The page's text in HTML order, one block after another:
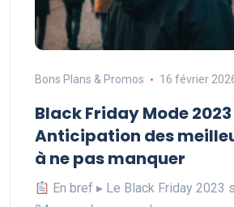
Bons Plans & Promos 16 février
Black Friday Mode 2023
Anticipation des
à ne pas manquer
En bref ▸ Le Black Friday 2023